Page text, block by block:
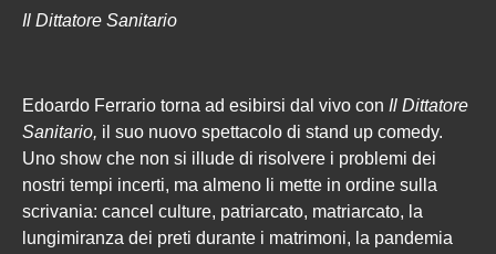
Il Dittatore Sanitario
Edoardo Ferrario torna ad esibirsi dal vivo con Il Dittatore
Sanitario, il suo nuovo spettacolo di stand up comedy.
Uno show che non si illude di risolvere i problemi dei
nostri tempi incerti, ma almeno li mette in ordine sulla
scrivania: cancel culture, patriarcato, matriarcato, la
lungimiranza dei preti durante i matrimoni, la pandemia